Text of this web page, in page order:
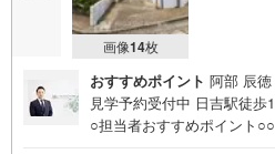
画像14枚
おすすめポイント 阿部 辰徳
見学予約受付中 日吉駅徒
○担当者おすすめポイント